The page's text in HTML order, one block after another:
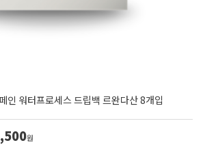
인 워터프로세스 드립백 르완다산 8개입
원